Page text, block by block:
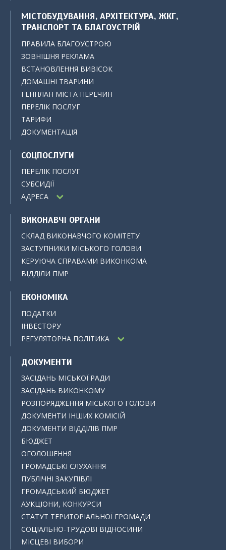
МІСТОБУДУВАННЯ, АРХІТЕКТУРА, ЖКГ,
ТРАНСПОРТ ТА БЛАГОУСТРІЙ
ПРАВИЛА БЛАГОУСТРОЮ
ЗОВНІШНЯ РЕКЛАМА
ВСТАНОВЛЕННЯ ВИВІСОК
ДОМАШНІ ТВАРИНИ
ГЕНПЛАН МІСТА ПЕРЕЧИН
ПЕРЕЛІК ПОСЛУГ
ТАРИФИ
ДОКУМЕНТАЦІЯ
СОЦПОСЛУГИ
ПЕРЕЛІК ПОСЛУГ
СУБСИДІЇ
АДРЕСА
ВИКОНАВЧІ ОРГАНИ
СКЛАД ВИКОНАВЧОГО КОМІТЕТУ
ЗАСТУПНИКИ МІСЬКОГО ГОЛОВИ
КЕРУЮЧА СПРАВАМИ ВИКОНКОМА
ВІДДІЛИ ПМР
ЕКОНОМІКА
ПОДАТКИ
ІНВЕСТОРУ
РЕГУЛЯТОРНА ПОЛІТИКА
ДОКУМЕНТИ
ЗАСІДАНЬ МІСЬКОЇ РАДИ
ЗАСІДАНЬ ВИКОНКОМУ
РОЗПОРЯДЖЕННЯ МІСЬКОГО ГОЛОВИ
ДОКУМЕНТИ ІНШИХ КОМІСІЙ
ДОКУМЕНТИ ВІДДІЛІВ ПМР
БЮДЖЕТ
ОГОЛОШЕННЯ
ГРОМАДСЬКІ СЛУХАННЯ
ПУБЛІЧНІ ЗАКУПІВЛІ
ГРОМАДСЬКИЙ БЮДЖЕТ
АУКЦІОНИ, КОНКУРСИ
СТАТУТ ТЕРИТОРІАЛЬНОЇ ГРОМАДИ
СОЦІАЛЬНО-ТРУДОВІ ВІДНОСИНИ
МІСЦЕВІ ВИБОРИ